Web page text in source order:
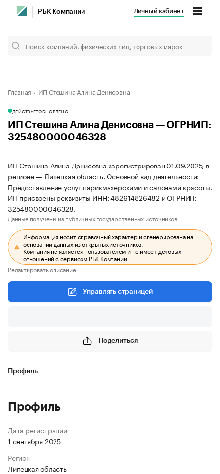
РБК Компании Личный кабинет
Главная ИП Стешина Алина Денисовна
ДЕЙСТВУЕТОБНОВЛЕНО
ИП Стешина Алина Денисовна — ОГРНИП:
325480000046328
ИП Стешина Алина Денисовна зарегистрирован 01.09.2025, в
регионе — Липецкая область. Основной вид деятельности:
Предоставление услуг парикмахерскими и салонами красоты.
ИП присвоены реквизиты ИНН: 482614826482 и ОГРНИП:
325480000046328.
Данные получены из публичных государственных источников.
Информация носит справочный характер и сгенерирована на
основании данных из открытых источников.
Компания не является пользователем и не имеет деловых
отношений с сервисом РБК Компании.
Редактировать описание
Управлять страницей
Поделиться
Профиль
Профиль
Дата регистрации
1 сентября 2025
Регион
Липецкая область